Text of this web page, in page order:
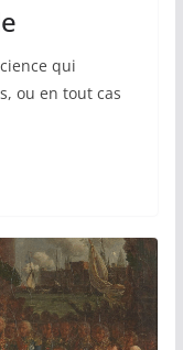
qui
ou en tout cas